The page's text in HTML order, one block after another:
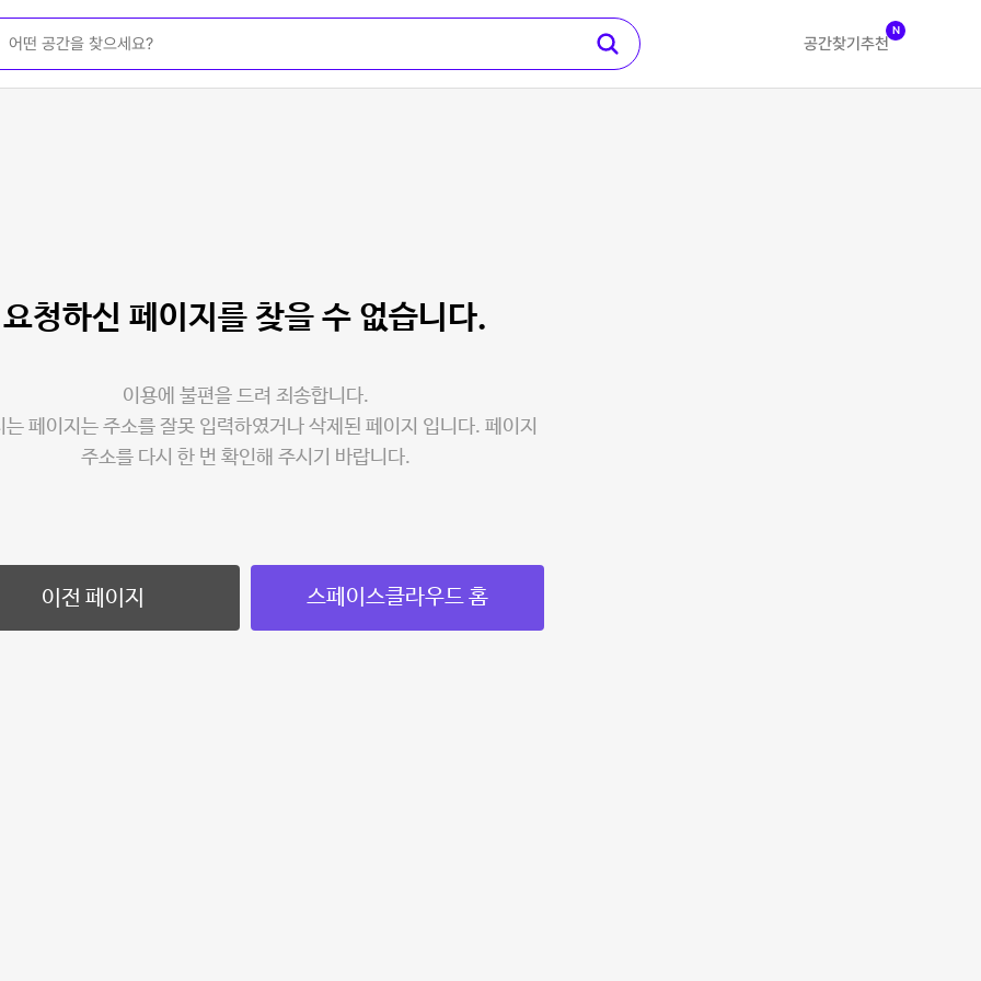
공간찾기 추천
N
요청하신 페이지를 찾을 수 없습니다.
이용에 불편을 드려 죄송합니다.
는 페이지는 주소를 잘못 입력하였거나 삭제된 페이지 입니다. 페이지
주소를 다시 한 번 확인해 주시기 바랍니다.
이전 페이지 스페이스클라우드 홈